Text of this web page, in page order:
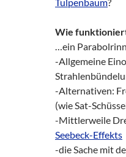
Wie
…ein
-Allgemeine
-Alternativen:
(wie Sat-
-Mittlerweile
Seebeck-Effekts
-die Sache mit